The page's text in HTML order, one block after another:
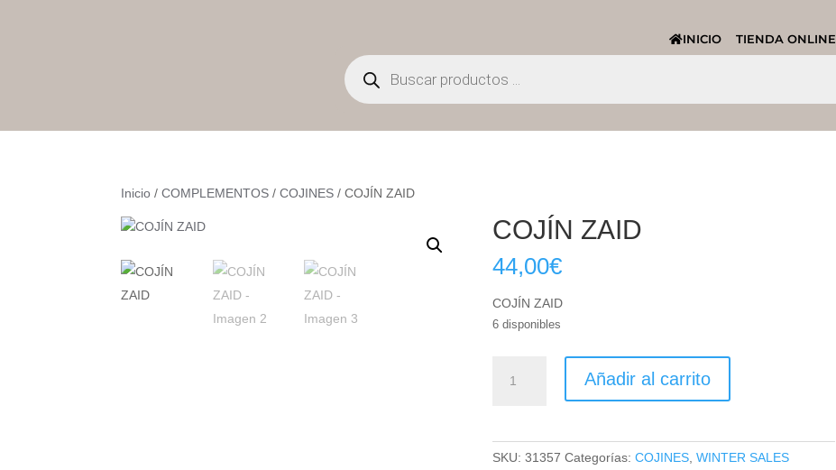
INICIO TIENDA ONLINE
Búsqueda
de
productos
Inicio /COMPLEMENTOS /COJINES / COJÍN ZAID
COJÍN ZAID
44,00€
COJÍN ZAID
6 disponibles
ZAID
Añadir al carrito
SKU:31357 Categorías:COJINES ,WINTER SALES